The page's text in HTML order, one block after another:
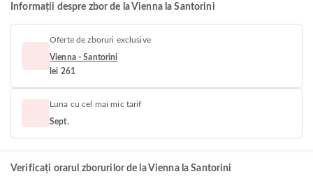
Informații despre zbor de la Vienna la Santorini
Oferte de zboruri exclusive
Vienna - Santorini
lei 261
Luna cu cel mai mic tarif
Sept.
Verificați orarul zborurilor de la Vienna la Santorini